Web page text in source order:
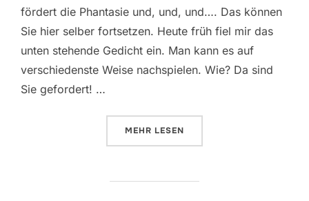
fördert die Phantasie und, und, und…. Das können
Sie hier selber fortsetzen. Heute früh fiel mir das
unten stehende Gedicht ein. Man kann es auf
verschiedenste Weise nachspielen. Wie? Da sind
Sie gefordert! …
MEHR ÜBER „IN DIESER
LESEN